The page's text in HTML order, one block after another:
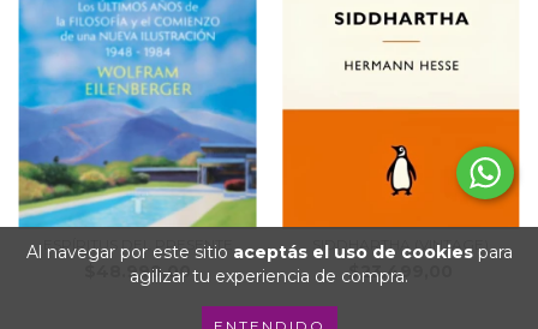
Al navegar por este sitio aceptás el uso de cookiespara
agilizar tu experiencia de compra.
ESPÍRITUS DEL PRESENTE
$48.999,00
SIDDHARTHA (VINTAGE)
$23.499,00